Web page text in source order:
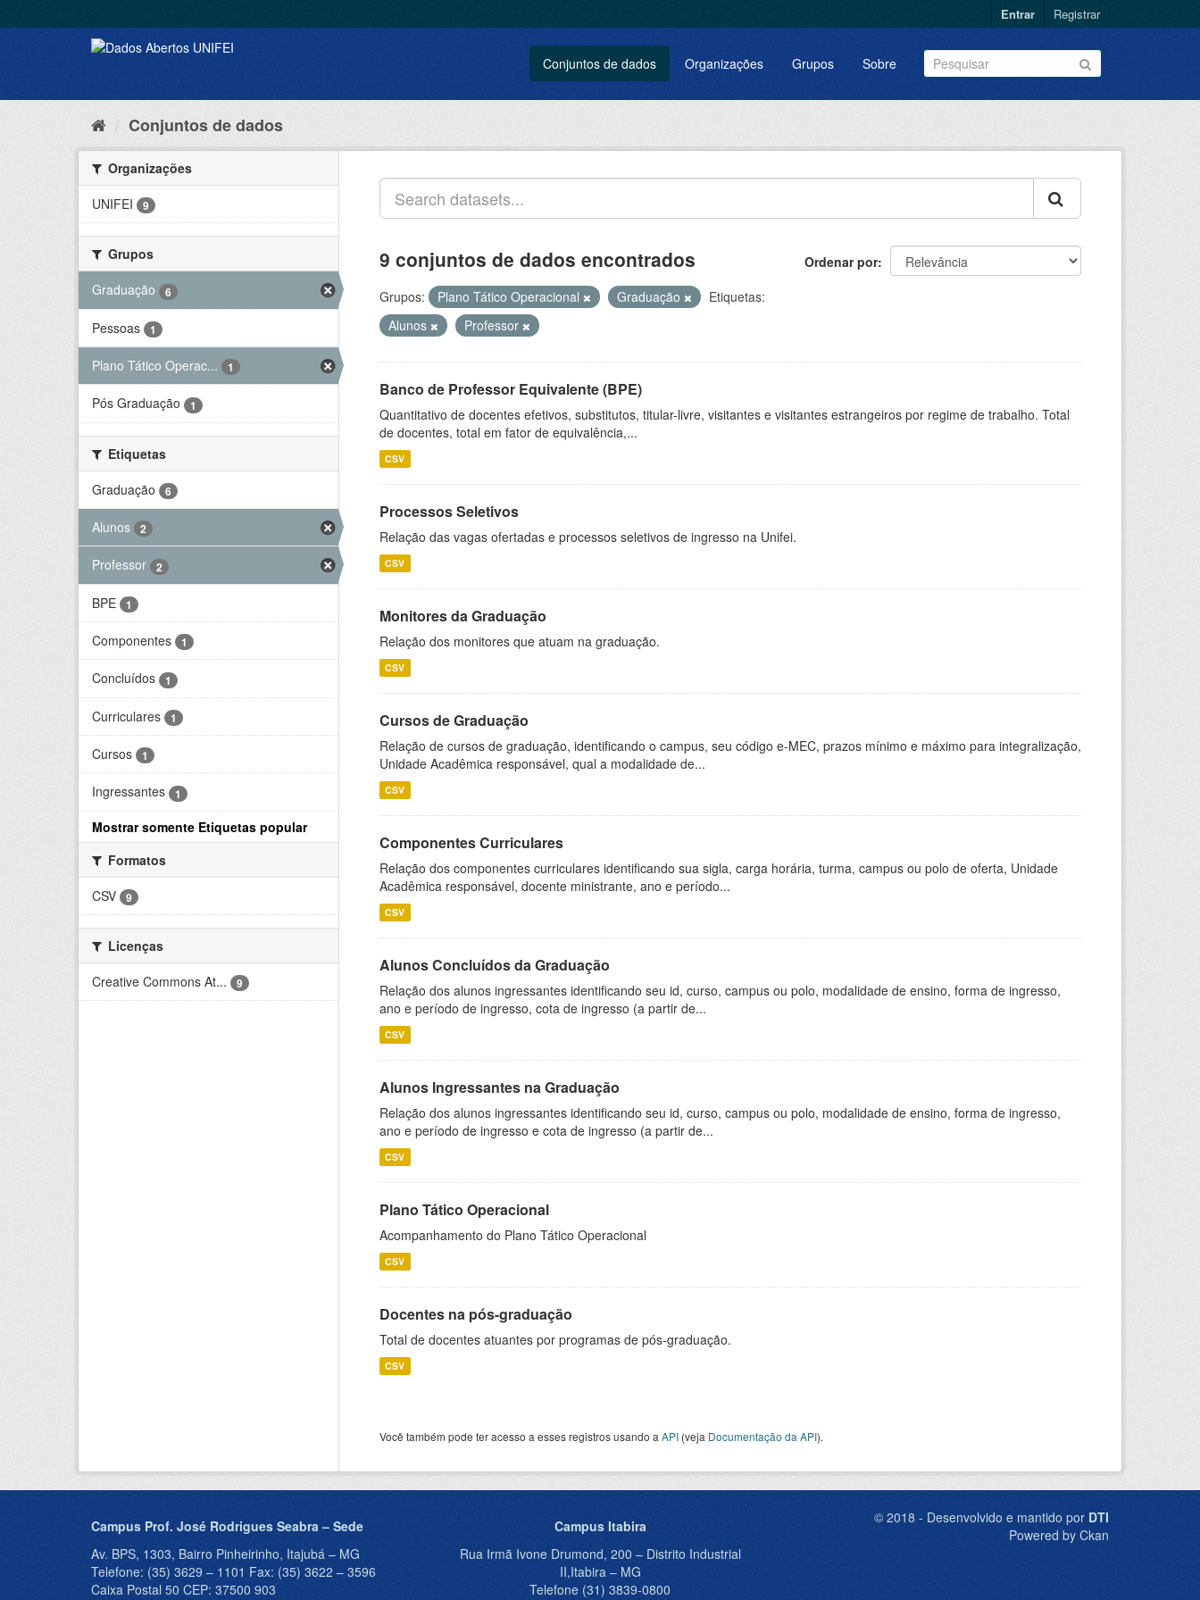
Entrar Registrar
Conjuntos de dados Organizações Grupos Sobre
Conjuntos de dados
Organizações
UNIFEI
9
Grupos
Graduação
6
Pessoas 1
Plano Tático Operac... 1
Pós Graduação 1
Etiquetas
Graduação
6
Alunos 2
Professor 2
BPE 1
Componentes 1
Concluídos 1
Curriculares 1
Cursos 1
Ingressantes 1
Mostrar somente Etiquetas popular
Formatos
CSV
9
Licenças
Creative Commons At...
9
Ordenar por
9 conjuntos de dados encontrados
Grupos: Plano Tático Operacional Graduação
Etiquetas:
Alunos
Professor
Banco de Professor Equivalente (BPE)
Quantitativo de docentes efetivos, substitutos, titular-livre, visitantes e visitantes estrangeiros por regime de trabalho. Total
de docentes, total em fator de equivalência,...
CSV
Processos Seletivos
Relação das vagas ofertadas e processos seletivos de ingresso na Unifei.
CSV
Monitores da Graduação
Relação dos monitores que atuam na graduação.
CSV
Cursos de Graduação
Relação de cursos de graduação, identificando o campus, seu código e-MEC, prazos mínimo e máximo para integralização,
Unidade Acadêmica responsável, qual a modalidade de...
CSV
Componentes Curriculares
Relação dos componentes curriculares identificando sua sigla, carga horária, turma, campus ou polo de oferta, Unidade
Acadêmica responsável, docente ministrante, ano e período...
CSV
Alunos Concluídos da Graduação
Relação dos alunos ingressantes identificando seu id, curso, campus ou polo, modalidade de ensino, forma de ingresso,
ano e período de ingresso, cota de ingresso (a partir de...
CSV
Alunos Ingressantes na Graduação
Relação dos alunos ingressantes identificando seu id, curso, campus ou polo, modalidade de ensino, forma de ingresso,
ano e período de ingresso e cota de ingresso (a partir de...
CSV
Plano Tático Operacional
Acompanhamento do Plano Tático Operacional
CSV
Docentes na pós-graduação
Total de docentes atuantes por programas de pós-graduação.
CSV
Você também pode ter acesso a esses registros usando a API (veja Documentação da API).
Campus Prof. José Rodrigues Seabra – Sede
Av. BPS, 1303, Bairro Pinheirinho, Itajubá – MG
Telefone: (35) 3629 – 1101 Fax: (35) 3622 – 3596
Caixa Postal 50 CEP: 37500 903
Campus Itabira
Rua Irmã Ivone Drumond, 200 – Distrito Industrial
II,Itabira – MG
Telefone (31) 3839-0800
© 2018 - Desenvolvido e mantido por DTI
Powered by Ckan